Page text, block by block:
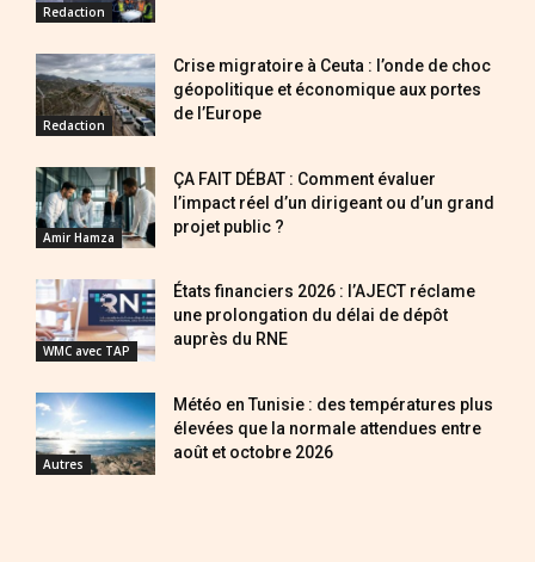
Redaction
Redaction
Crise migratoire à Ceuta : l’onde de choc
géopolitique et économique aux portes
de l’Europe
Amir Hamza
ÇA FAIT DÉBAT : Comment évaluer
l’impact réel d’un dirigeant ou d’un grand
projet public ?
WMC avec TAP
États financiers 2026 : l’AJECT réclame
une prolongation du délai de dépôt
auprès du RNE
Autres
Météo en Tunisie : des températures plus
élevées que la normale attendues entre
août et octobre 2026